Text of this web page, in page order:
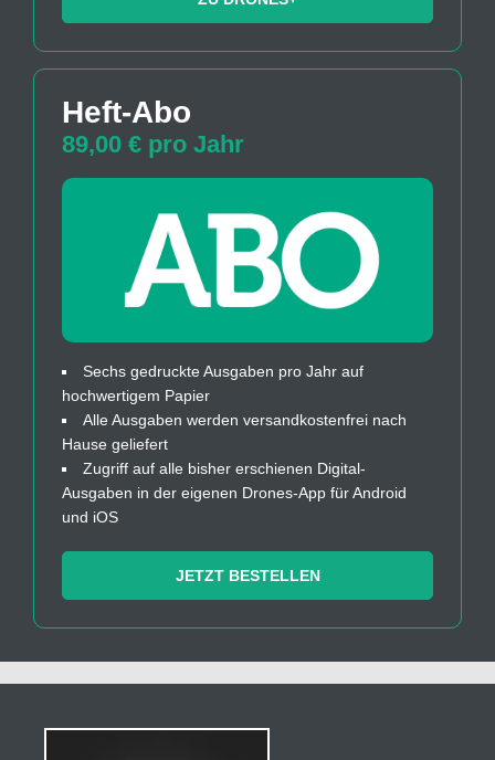
Heft-Abo
89,00 € pro Jahr
Sechs gedruckte Ausgaben pro Jahr auf
hochwertigem Papier
Alle Ausgaben werden versandkostenfrei nach
Hause geliefert
Zugriff auf alle bisher erschienen Digital-
Ausgaben in der eigenen Drones-App für Android
und iOS
JETZT BESTELLEN